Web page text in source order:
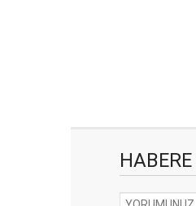
HABERE